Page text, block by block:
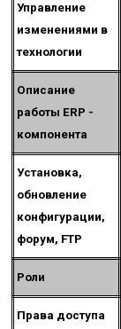
Управление
изменениями в
технологии
Описание
работы ERP -
компонента
Установка,
обновление
конфигурации,
форум, FTP
Роли
Права доступа